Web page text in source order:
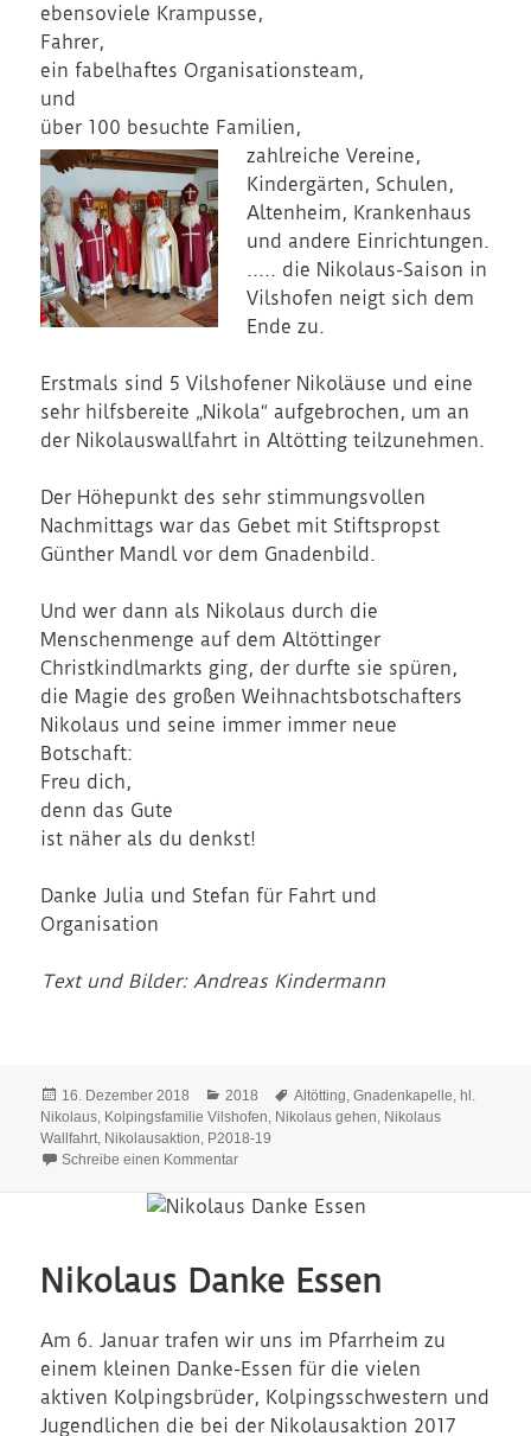
ebensoviele Krampusse,
Fahrer,
ein fabelhaftes Organisationsteam,
und
über 100 besuchte Familien,
zahlreiche Vereine,
Kindergärten, Schulen,
Altenheim, Krankenhaus
und andere Einrichtungen.
….. die Nikolaus-Saison in
Vilshofen neigt sich dem
Ende zu.
Erstmals sind 5 Vilshofener Nikoläuse und eine
sehr hilfsbereite „Nikola“ aufgebrochen, um an
der Nikolauswallfahrt in Altötting teilzunehmen.
Der Höhepunkt des sehr stimmungsvollen
Nachmittags war das Gebet mit Stiftspropst
Günther Mandl vor dem Gnadenbild.
Und wer dann als Nikolaus durch die
Menschenmenge auf dem Altöttinger
Christkindlmarkts ging, der durfte sie spüren,
die Magie des großen Weihnachtsbotschafters
Nikolaus und seine immer immer neue
Botschaft:
Freu dich,
denn das Gute
ist näher als du denkst!
Danke Julia und Stefan für Fahrt und
Organisation
Text und Bilder: Andreas Kindermann
Veröffentlicht
am
16. Dezember 2018 Kategorien
2018 Schlagwörter
Altötting,Gnadenkapelle, hl.
Nikolaus, Kolpingsfamilie Vilshofen, Nikolaus gehen, Nikolaus
Wallfahrt, Nikolausaktion, P2018-19
Schreibe einen Kommentarzu Nikolausaktion und Wallfahrt 2018
Nikolaus Danke Essen
Am 6. Januar trafen wir uns im Pfarrheim zu
einem kleinen Danke-Essen für die vielen
aktiven Kolpingsbrüder, Kolpingsschwestern und
Jugendlichen die bei der Nikolausaktion 2017